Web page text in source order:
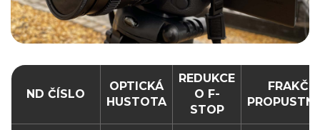
ND ČÍSLO
OPTICKÁ
HUSTOTA
REDUKCE
O F-
STOP
FRAKČNÍ